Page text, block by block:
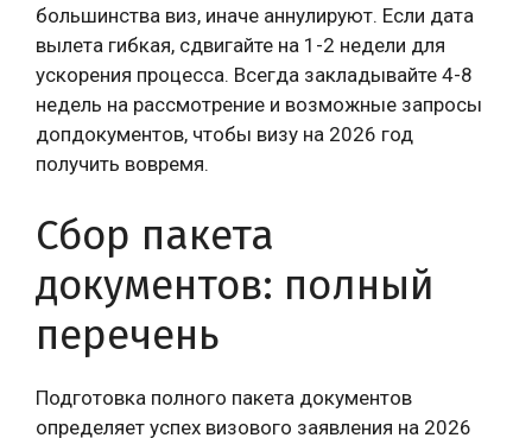
большинства виз, иначе аннулируют. Если дата
вылета гибкая, сдвигайте на 1-2 недели для
ускорения процесса. Всегда закладывайте 4-8
недель на рассмотрение и возможные запросы
допдокументов, чтобы визу на 2026 год
получить вовремя.
Сбор пакета
документов: полный
перечень
Подготовка полного пакета документов
определяет успех визового заявления на 2026